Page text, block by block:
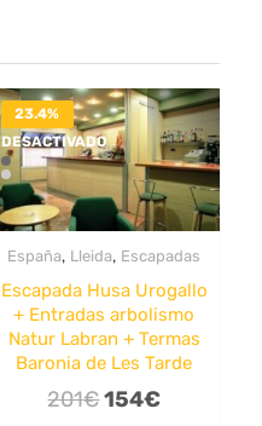
23.4%
DESACTIVADO
España, Lleida, Escapadas
Escapada Husa Urogallo
+ Entradas arbolismo
Natur Labran + Termas
Baronia de Les Tarde
201€El
154€El